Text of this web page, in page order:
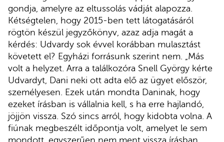
gondja, amelyre az eltussolás vádját alapozza.
Kétségtelen, hogy 2015-ben tett látogatásáról
rögtön készül jegyzőkönyv, azaz adja magát a
kérdés: Udvardy sok évvel korábban mulasztást
követett el? Egyházi forrásunk szerint nem. „Más
volt a helyzet. Arra a találkozóra Snell György kérte
Udvardyt, Dani neki ott adta elő az ügyet először,
személyesen. Ezek után mondta Daninak, hogy
ezeket írásban is vállalnia kell, s ha erre hajlandó,
jöjjön vissza. Szó sincs arról, hogy kidobta volna. A
fiúnak megbeszélt időpontja volt, amelyet le sem
mondott, egyszerűen nem ment vissza írásban